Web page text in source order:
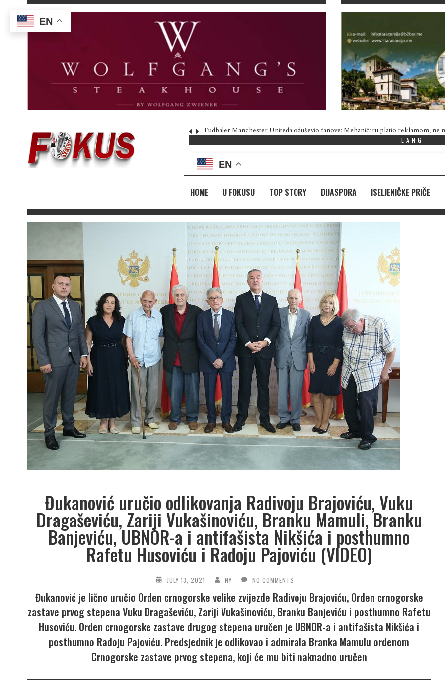
Fudbaler Manchester Uniteda oduševio fanove: Mehaničaru platio reklamom, ne
LANG
EN
HOME U FOKUSU TOP STORY DIJASPORA ISELJENIČKE PRIČE
Đukanović uručio odlikovanja Radivoju Brajoviću, Vuku
Dragaševiću, Zariji Vukašinoviću, Branku Mamuli, Branku
Banjeviću, UBNOR-a i antifašista Nikšića i posthumno
Rafetu Husoviću i Radoju Pajoviću (VIDEO)
JULY 13, 2021 NY NO COMMENTS
Đukanović je lično uručio Orden crnogorske velike zvijezde Radivoju Brajoviću, Orden crnogorske
zastave prvog stepena Vuku Dragaševiću, Zariji Vukašinoviću, Branku Banjeviću i posthumno Rafetu
Husoviću. Orden crnogorske zastave drugog stepena uručen je UBNOR-a i antifašista Nikšića i
posthumno Radoju Pajoviću. Predsjednik je odlikovao i admirala Branka Mamulu ordenom
Crnogorske zastave prvog stepena, koji će mu biti naknadno uručen
EN